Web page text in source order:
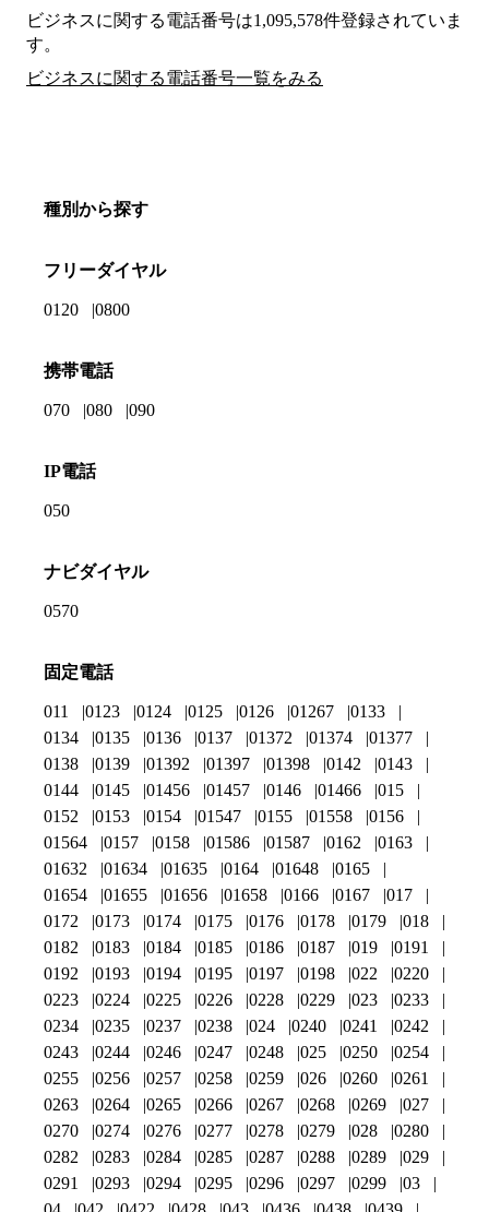
ビジネスに関する電話番号は1,095,578件登録されていま
す。
ビジネスに関する電話番号一覧をみる
種別から探す
フリーダイヤル
0120 0800
携帯電話
070 080 090
IP電話
050
ナビダイヤル
0570
固定電話
011 0123 0124 0125 0126 01267
0133
0134
0135 0136 0137 01372 01374
01377
0138
0139 01392 01397 01398 0142
0143
0144
0145 01456 01457 0146 01466
015
0152
0153 0154 01547 0155 01558
0156
01564
0157 0158 01586 01587 0162
0163
01632
01634 01635 0164 01648
0165
01654
01655 01656 01658 0166 0167
017
0172
0173 0174 0175 0176 0178 0179
018
0182
0183 0184 0185 0186 0187 019
0191
0192
0193 0194 0195 0197 0198 022
0220
0223
0224 0225 0226 0228 0229 023
0233
0234
0235 0237 0238 024 0240 0241
0242
0243
0244 0246 0247 0248 025 0250
0254
0255
0256 0257 0258 0259 026 0260
0261
0263
0264 0265 0266 0267 0268 0269
027
0270
0274 0276 0277 0278 0279 028
0280
0282
0283 0284 0285 0287 0288 0289
029
0291
0293 0294 0295 0296 0297 0299
03